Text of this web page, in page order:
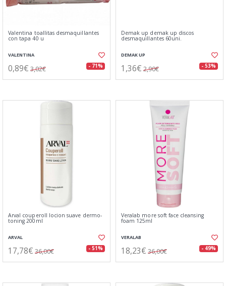
Valentina toallitas desmaquillantes
con tapa 40 u
VALENTINA
0,89€ 3,02€ - 71%
Demak up demak up discos
desmaquillantes 60uni.
DEMAK UP
1,36€ 2,90€ - 53%
Arval couperoll locion suave dermo-
toning 200ml
ARVAL
17,78€ 36,00€ - 51%
Veralab more soft face cleansing
foam 125ml
VERALAB
18,23€ 36,00€ - 49%